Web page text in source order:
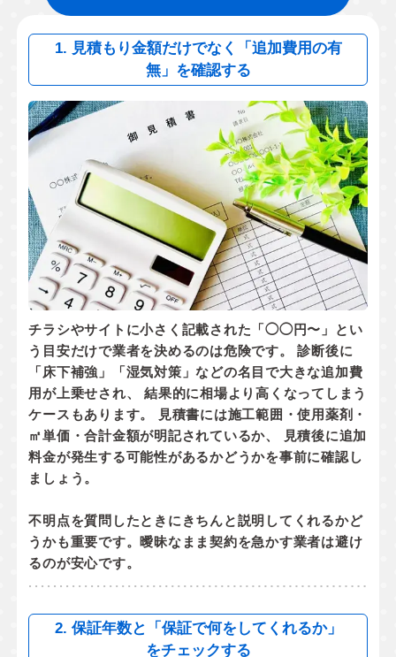
1. 見積もり金額だけでなく「追加費用の有
無」を確認する
チラシやサイトに小さく記載された「◯◯円〜」とい
う目安だけで業者を決めるのは危険です。 診断後に
「床下補強」「湿気対策」などの名目で大きな追加費
用が上乗せされ、 結果的に相場より高くなってしまう
ケースもあります。 見積書には施工範囲・使用薬剤・
㎡単価・合計金額が明記されているか、
見積後に追加
料金が発生する可能性があるかどうかを事前に確認し
ましょう。
不明点を質問したときにきちんと説明してくれるかど
うかも重要です。曖昧なまま契約を急かす業者は避け
るのが安心です。
2. 保証年数と「保証で何をしてくれるか」
をチェックする